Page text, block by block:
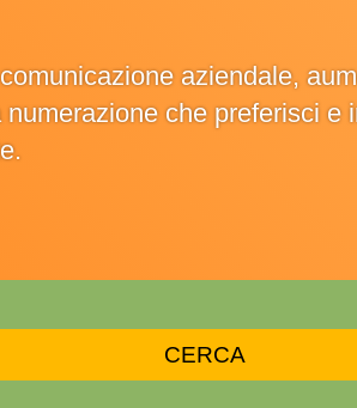
aziendale,
che preferisci e